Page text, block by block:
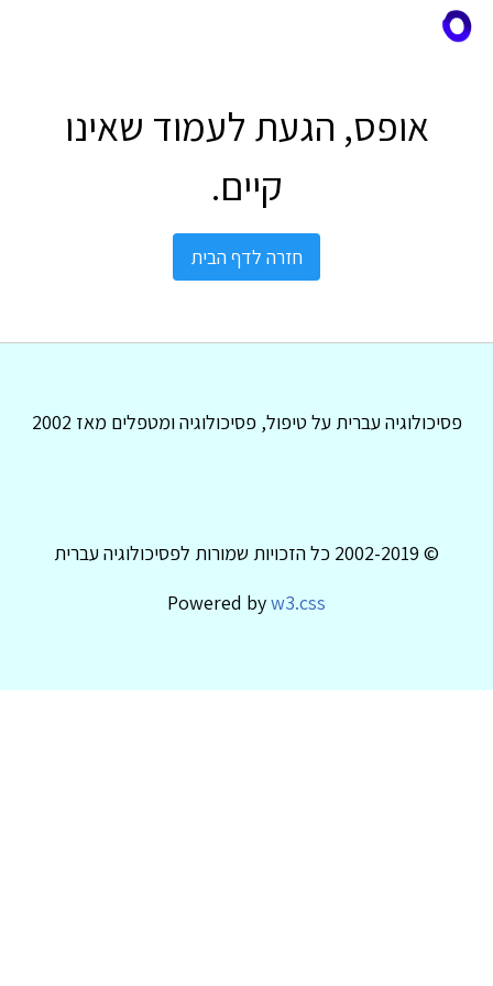
אופס, הגעת לעמוד שאינו
קיים.
חזרה לדף הבית
פסיכולוגיה עברית על טיפול, פסיכולוגיה ומטפלים מאז 2002
© 2002-2019 כל הזכויות שמורות לפסיכולוגיה עברית
Powered byw3.css